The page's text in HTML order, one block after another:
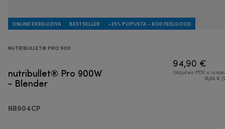
ONLINE EKSKLUZIVA BESTSELLER -25% POPUSTA - KOD FEELGOOD
NUTRIBULLET® PRO 900
nutribullet® Pro 900W
- Blender
NB904CP
94,90 €
Uključen PDV u
18,98 €